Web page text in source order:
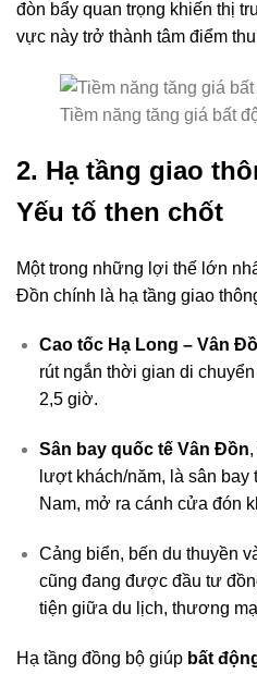
đòn bẩy quan trọng khiến thị
vực này trở thành tâm điểm
Tiềm năng tăng giá bất
2. Hạ tầng giao
Yếu tố then chốt
Một trong những lợi thế lớn
Đồn chính là hạ tầng giao
Cao tốc Hạ Long – Vân
rút ngắn thời gian di
2,5 giờ.
Sân bay quốc tế Vân Đồn
lượt khách/năm, là sân
Nam, mở ra cánh cửa đón
Cảng biển, bến du thuyền
cũng đang được đầu tư
tiện giữa du lịch, thương
Hạ tầng đồng bộ giúp bất